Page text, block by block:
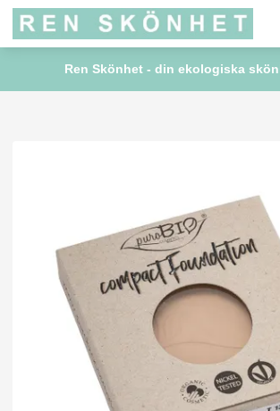
Ren Skönhet - din ekologiska